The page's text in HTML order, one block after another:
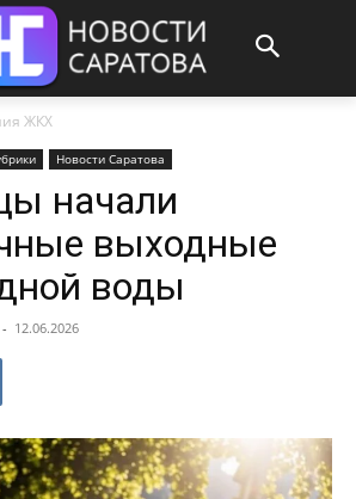
ЖКХ
Новости Саратова
начали
выходные
воды
- 12.06.2026